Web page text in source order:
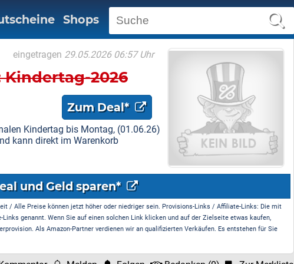
Shops
eingetragen 29.05.2026 06:57 Uhr
Kindertag-2026
Zum Deal*
Kindertag bis Montag, (01.06.26)
kann direkt im Warenkorb
und Geld sparen*
/ Alle Preise können jetzt höher oder niedriger sein. Provisions-Links / Affiliate-Links: Die mit
genannt. Wenn Sie auf einen solchen Link klicken und auf der Zielseite etwas kaufen,
Als Amazon-Partner verdienen wir an qualifizierten Verkäufen. Es entstehen für Sie